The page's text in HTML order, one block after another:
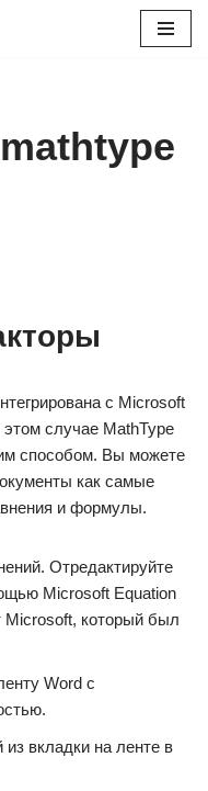
с Microsoft
случае MathType
способом. Вы можете
как самые
и формулы.
Отредактируйте
Microsoft Equation
Microsoft, который был
Word с
вкладки на ленте в